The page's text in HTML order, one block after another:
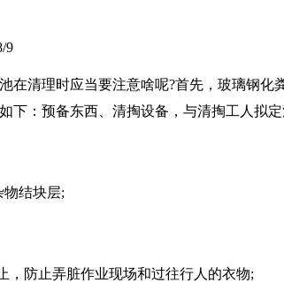
9
清理时应当要注意啥呢?首先，玻璃钢化
：预备东西、清掏设备，与清掏工人拟定
物结块层;
，防止弄脏作业现场和过往行人的衣物;